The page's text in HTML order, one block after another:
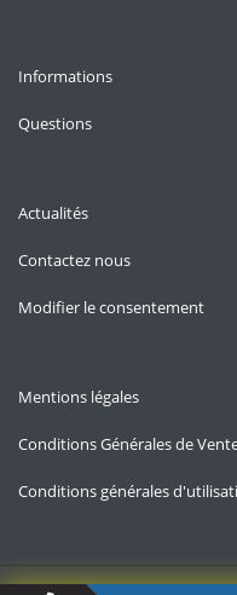
Informations
Questions
Actualités
Contactez nous
Modifier le consentement
Mentions légales
Conditions Générales de
Conditions générales